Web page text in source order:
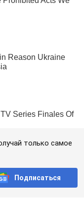
только самое
Подписаться